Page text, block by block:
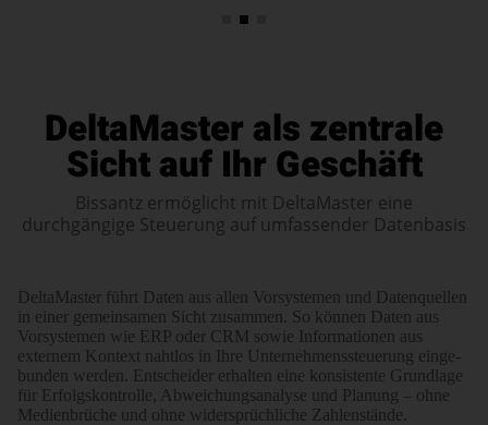
DeltaMaster als zentrale
Sicht auf Ihr Geschäft
Bissantz ermöglicht mit DeltaMaster eine
durchgängige Steuerung auf umfassender Datenbasis
DeltaMaster führt Daten aus allen Vorsystemen und Daten­quellen
in einer gemein­samen Sicht zusammen. So können Daten aus
Vorsystemen wie ERP oder CRM sowie Infor­ma­tionen aus
externem Kontext nahtlos in Ihre Unter­nehmens­steuerung einge­
bunden werden. Entscheider erhalten eine konsistente Grund­lage
für Erfolgs­kon­trolle, Abwei­chungs­analyse und Planung – ohne
Medien­brüche und ohne wider­sprüch­liche Zahlenstände.